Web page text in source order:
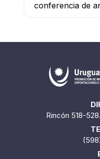
conferencia de
Rincón 518-